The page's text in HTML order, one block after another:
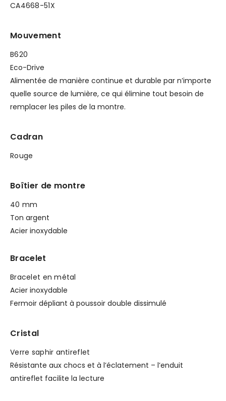
CA4668-51X
Mouvement
B620
Eco-Drive
Alimentée de manière continue et durable par n’importe
quelle source de lumière, ce qui élimine tout besoin de
remplacer les piles de la montre.
Cadran
Rouge
Boîtier de montre
40 mm
Ton argent
Acier inoxydable
Bracelet
Bracelet en métal
Acier inoxydable
Fermoir dépliant à poussoir double dissimulé
Cristal
Verre saphir antireflet
Résistante aux chocs et à l’éclatement – l’enduit
antireflet facilite la lecture